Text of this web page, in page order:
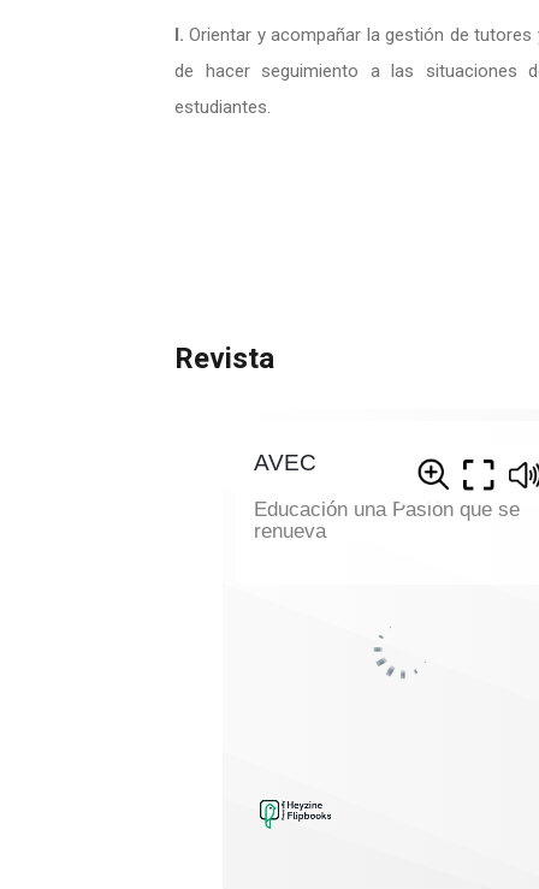
l. Orientar y acompañar la gestión de
de hacer seguimiento a las situaciones
estudiantes.
Revista